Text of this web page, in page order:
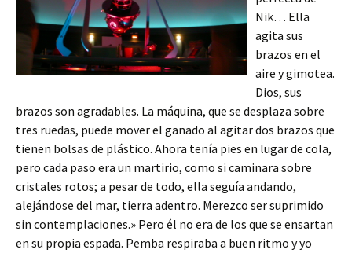
Nik… Ella
agita sus
brazos en el
aire y gimotea.
Dios, sus
brazos son agradables. La máquina, que se desplaza sobre
tres ruedas, puede mover el ganado al agitar dos brazos que
tienen bolsas de plástico. Ahora tenía pies en lugar de cola,
pero cada paso era un martirio, como si caminara sobre
cristales rotos; a pesar de todo, ella seguía andando,
alejándose del mar, tierra adentro. Merezco ser suprimido
sin contemplaciones.» Pero él no era de los que se ensartan
en su propia espada. Pemba respiraba a buen ritmo y yo